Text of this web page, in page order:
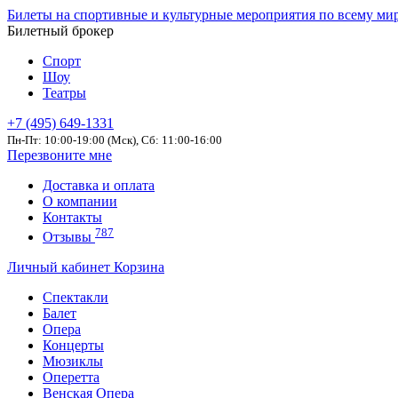
Билеты на спортивные и культурные мероприятия по всему
Билетный брокер
Спорт
Шоу
Театры
+7 (495) 649-1331
Пн-Пт: 10:00-19:00 (Мск), Сб: 11:00-16:00
Перезвоните мне
Доставка и оплата
О компании
Контакты
Отзывы 787
Личный кабинет Корзина
Спектакли
Балет
Опера
Концерты
Мюзиклы
Оперетта
Венская Опера